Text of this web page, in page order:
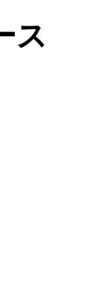
ス